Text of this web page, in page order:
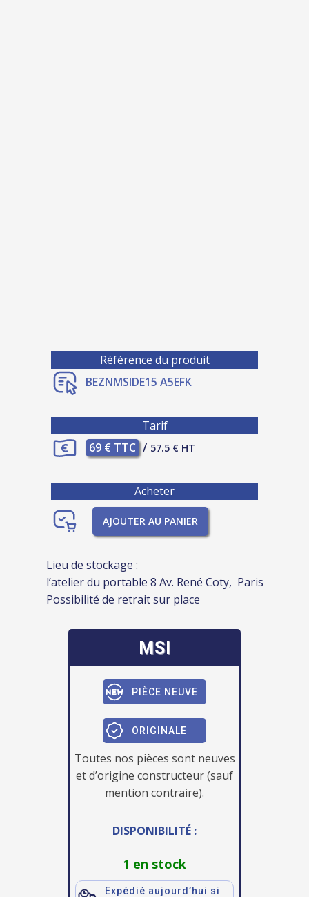
Référence du produit
BEZNMSIDE15 A5EFK
Tarif
69 € TTC / 57.5 € HT
Acheter
AJOUTER AU PANIER
Lieu de stockage :
l’atelier du portable 8 Av. René Coty, Paris
Possibilité de retrait sur place
MSI
PIÈCE NEUVE
ORIGINALE
Toutes nos pièces sont neuves
et d’origine constructeur (sauf
mention contraire).
DISPONIBILITÉ :
1 en stock
Expédié aujourd’hui si